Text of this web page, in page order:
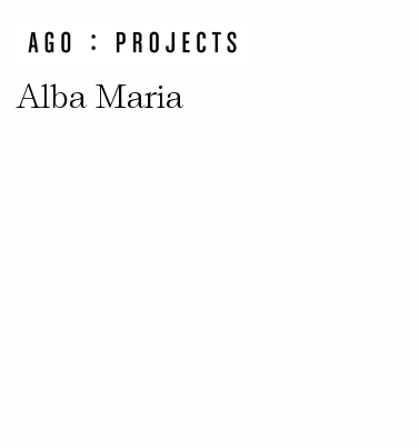
Alba Maria